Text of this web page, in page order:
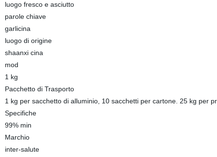
luogo fresco e asciutto
parole chiave
garlicina
luogo di origine
shaanxi cina
mod
1 kg
Pacchetto di Trasporto
1 kg per sacchetto di alluminio, 10 sacchetti per cartone. 25 kg per
Specifiche
99% min
Marchio
inter-salute